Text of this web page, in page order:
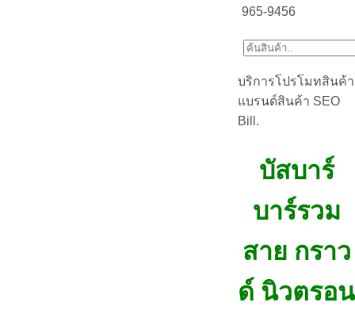
965-9456
บริการโปรโมทสินค้า
แบรนด์สินค้า SEO
Bill.
บัสบาร์
บาร์รวม
สาย กราว
ด์ นิวตรอน